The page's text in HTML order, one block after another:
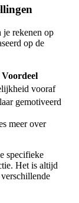
rekenen op
op de
Voordeel
vooraf
gemotiveerd
meer over
specifieke
Het is altijd